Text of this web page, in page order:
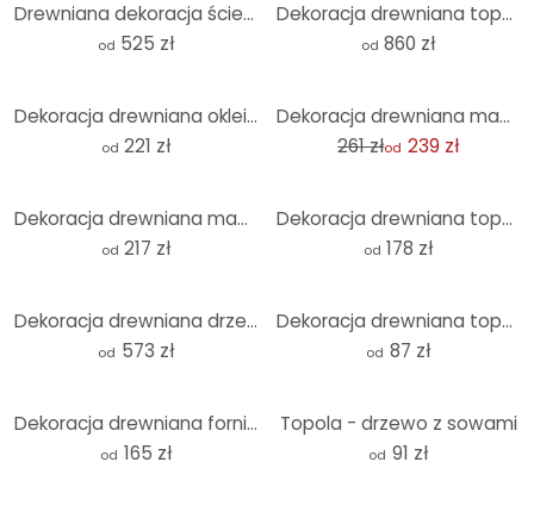
Drewniana dekoracja ścienna, drzewo XXL, topola, 84 szt.
od 525 zł
Dekoracja drewniana topola XXL drzewo życia (19 sztuk)
od 860 zł
Dekoracja drewniana okleina mahoń - drzewo życia
od 221 zł
Dekoracja drewniana mahoń - drzewo życia
261 złod 239 zł
Dekoracja drewniana mahoń - drzewo z korzeniami
od 217 zł
Dekoracja drewniana topola - drzewo życia
od 178 zł
Dekoracja drewniana drzewo topoli XXL wygięte (20 sztuk)
od 573 zł
Dekoracja drewniana topola - zestaw liści
od 87 zł
Dekoracja drewniana fornir topola - drzewo życia
od 165 zł
Topola - drzewo z sowami
od 91 zł